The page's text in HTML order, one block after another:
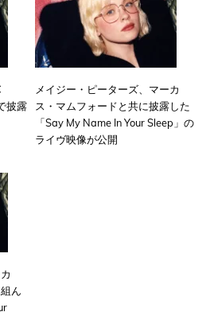
披露
メイジー・ピーターズ、マーカ
ス・マムフォードと共に披露した
「Say My Name In Your Sleep」の
ライヴ映像が公開
ん